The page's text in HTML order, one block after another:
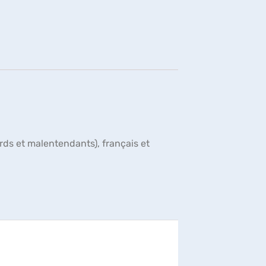
et malentendants), français et